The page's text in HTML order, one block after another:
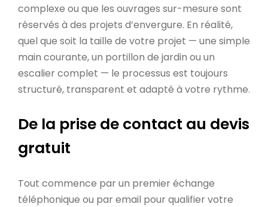
complexe ou que les ouvrages sur-mesure sont
réservés à des projets d’envergure. En réalité,
quel que soit la taille de votre projet — une simple
main courante, un portillon de jardin ou un
escalier complet — le processus est toujours
structuré, transparent et adapté à votre rythme.
De la prise de contact au devis
gratuit
Tout commence par un premier échange
téléphonique ou par email pour qualifier votre